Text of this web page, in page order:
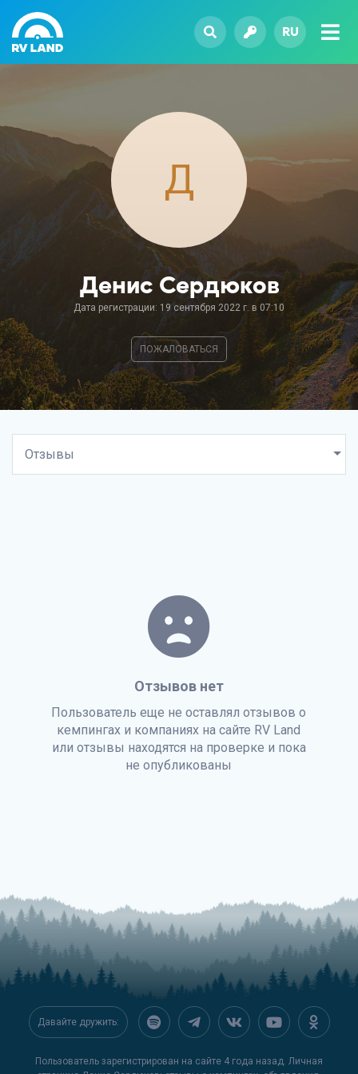
RU
Д
Денис Сердюков
Дата регистрации: 19 сентября 2022 г. в 07:10
ПОЖАЛОВАТЬСЯ
Отзывов нет
Пользователь еще не оставлял отзывов о
кемпингах и компаниях на сайте RV Land
или отзывы находятся на проверке и пока
не опубликованы
Давайте дружить:
Пользователь зарегистрирован на сайте 4 года назад. Личная